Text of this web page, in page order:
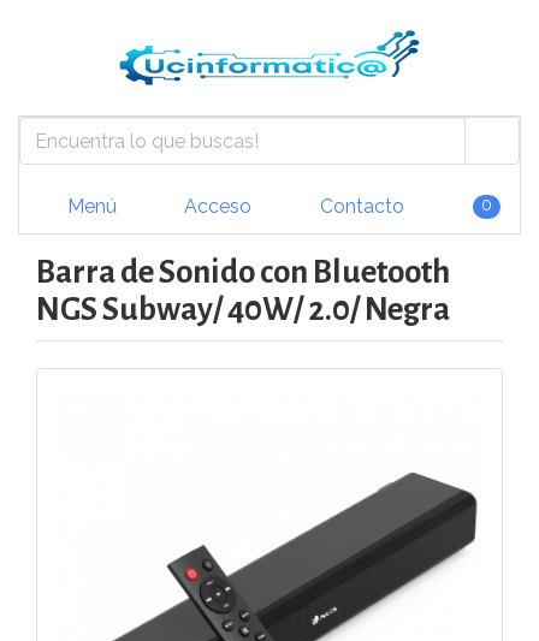
Menú Acceso Contacto 0
Barra de Sonido con Bluetooth
NGS Subway/ 40W/ 2.0/ Negra